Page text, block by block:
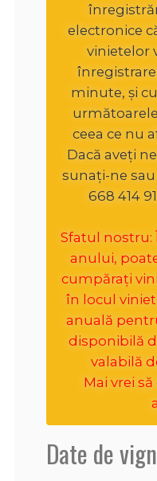
electronice
vinietelor
minute, și
ceea ce nu
Dacă aveți
sunați-ne
668 414
Sfatul nostru:
anului,
cumpărați
în locul
anuală
disponibilă
valabilă
Mai vrei
Date de